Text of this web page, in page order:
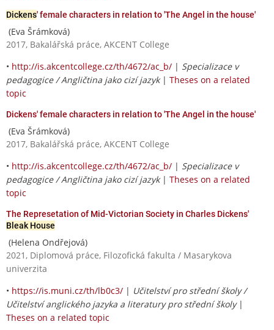
Dickens' female characters in relation to 'The Angel in the house'
(Eva Šrámková)
2017, Bakalářská práce, AKCENT College
• http://is.akcentcollege.cz/th/4672/ac_b/ | Specializace v
pedagogice / Angličtina jako cizí jazyk| Theses on a related
topic
Dickens' female characters in relation to 'The Angel in the house'
(Eva Šrámková)
2017, Bakalářská práce, AKCENT College
• http://is.akcentcollege.cz/th/4672/ac_b/ | Specializace v
pedagogice / Angličtina jako cizí jazyk| Theses on a related
topic
The Represetation of Mid-Victorian Society in Charles Dickens'
Bleak House
(Helena Ondřejová)
2021, Diplomová práce, Filozofická fakulta / Masarykova
univerzita
• https://is.muni.cz/th/lb0c3/ | Učitelství pro střední školy /
Učitelství anglického jazyka a literatury pro střední školy|
Theses on a related topic